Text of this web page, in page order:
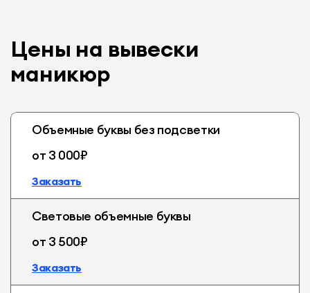
Цены на вывески
маникюр
Объемные буквы без подсветки
от 3 000₽
Заказать
Световые объемные буквы
от 3 500₽
Заказать